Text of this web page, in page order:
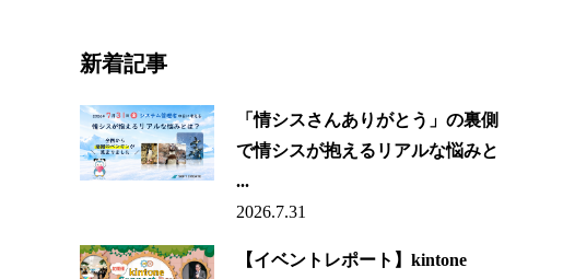
新着記事
「情シスさんありがとう」の裏側
で情シスが抱えるリアルな悩みと
...
2026.7.31
【イベントレポート】kintone